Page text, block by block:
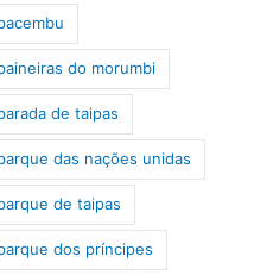
do morumbi
de taipas
das nações unidas
de taipas
dos príncipes